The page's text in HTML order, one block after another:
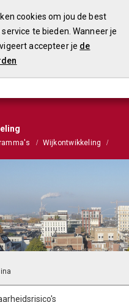
cookies om jou de best
te bieden. Wanneer je
accepteer je de
Wijkontwikkeling